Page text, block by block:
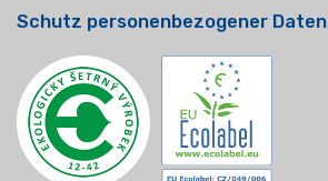
Schutz personenbezogener Daten